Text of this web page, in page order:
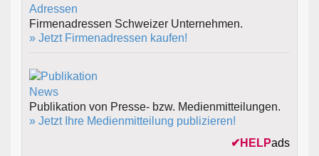
Firmenadressen Schweizer Unternehmen.
» Jetzt Firmenadressen kaufen!
Publikation von Presse- bzw. Medienmitteilungen.
» Jetzt Ihre Medienmitteilung publizieren!
✔ HELPads